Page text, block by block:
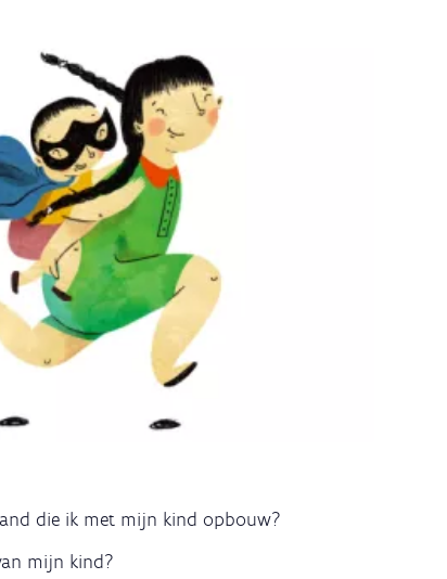
die ik met mijn kind opbouw?
mijn kind?